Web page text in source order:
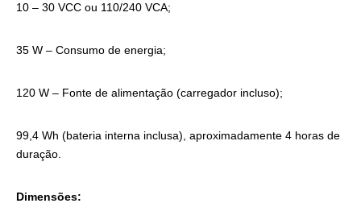
10 – 30 VCC ou 110/240 VCA;
35 W – Consumo de energia;
120 W – Fonte de alimentação (carregador incluso);
99,4 Wh (bateria interna inclusa), aproximadamente 4 horas de
duração.
Dimensões: